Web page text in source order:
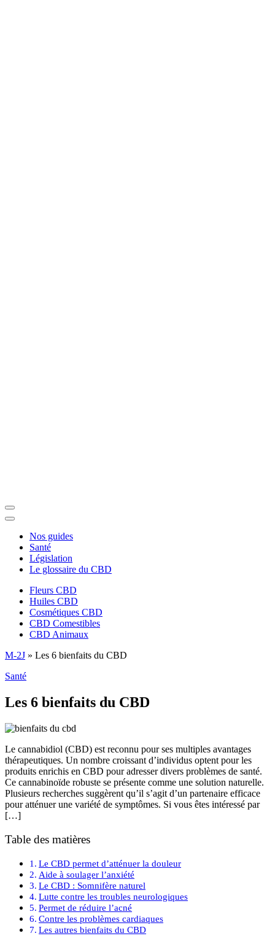
Nos guides
Santé
Législation
Le glossaire du CBD
Fleurs CBD
Huiles CBD
Cosmétiques CBD
CBD Comestibles
CBD Animaux
M-2J » Les 6 bienfaits du CBD
Santé
Les 6 bienfaits du CBD
Le cannabidiol (CBD) est reconnu pour ses multiples avantages
thérapeutiques. Un nombre croissant d’individus optent pour les
produits enrichis en CBD pour adresser divers problèmes de santé.
Ce cannabinoïde robuste se présente comme une solution naturelle.
Plusieurs recherches suggèrent qu’il s’agit d’un partenaire efficace
pour atténuer une variété de symptômes. Si vous êtes intéressé par
[…]
Table des matières
Le CBD permet d’atténuer la douleur
Aide à soulager l’anxiété
Le CBD : Somnifère naturel
Lutte contre les troubles neurologiques
Permet de réduire l’acné
Contre les problèmes cardiaques
Les autres bienfaits du CBD